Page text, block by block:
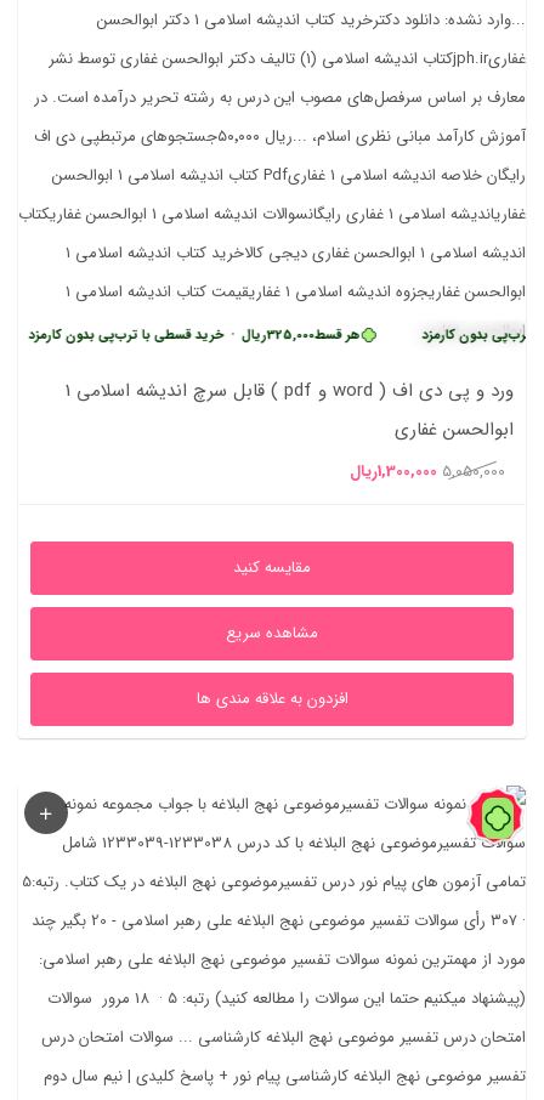
هر قسط325,000ریال • خرید قسطی با ترب‌پی بدون کارمزد کارمزد
ورد و پی دی اف ( word و pdf ) قابل سرچ اندیشه اسلامی 1
ابوالحسن غفاری
5,050,000 قیمت
5,050,000ریال
1,300,000ریال
1,300,000ریال
مقایسه کنید
مشاهده سریع
افزدون به علاقه مندی ها
52%